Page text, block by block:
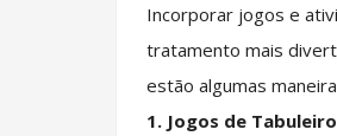
Incorporar jogos e
tratamento mais
estão algumas
1. Jogos de